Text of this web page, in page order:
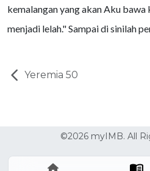
kemalangan yang akan Aku bawa
menjadi lelah." Sampai di sinilah
Yeremia 50
©2026 myIMB. All